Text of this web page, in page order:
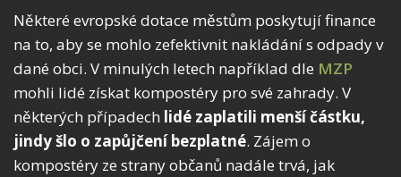
Některé evropské dotace městům poskytují finance
na to, aby se mohlo zefektivnit nakládání s odpady v
dané obci. V minulých letech například dle MZP
mohli lidé získat kompostéry pro své zahrady. V
některých případech lidé zaplatili menší částku,
jindy šlo o zapůjčení bezplatné. Zájem o
kompostéry ze strany občanů nadále trvá, jak